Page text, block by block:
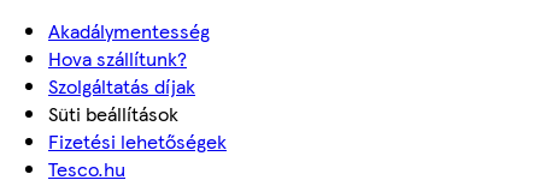
Akadálymentesség
Hova szállítunk?
Szolgáltatás díjak
Süti beállítások
Fizetési lehetőségek
Tesco.hu